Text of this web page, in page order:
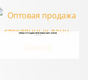
ОПТОВАЯ ПРОДАЖА СТЕКЛЯННЫХ ЛАНЧ-БОКСОВ
6 ТОВАРОВ